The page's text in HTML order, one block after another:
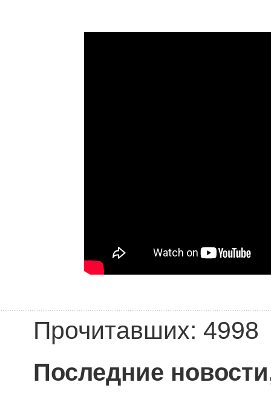
Прочитавших: 4998
Последние